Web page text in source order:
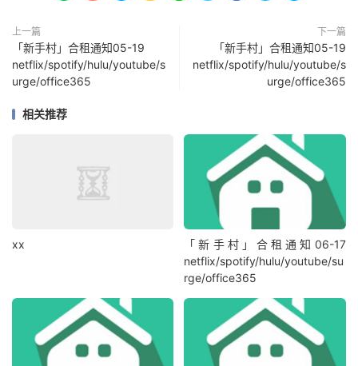
上一篇
「新手村」合租通知05-19
netflix/spotify/hulu/youtube/s
urge/office365
下一篇
「新手村」合租通知05-19
netflix/spotify/hulu/youtube/s
urge/office365
相关推荐
xx
「新手村」合租通知06-17
netflix/spotify/hulu/youtube/su
rge/office365